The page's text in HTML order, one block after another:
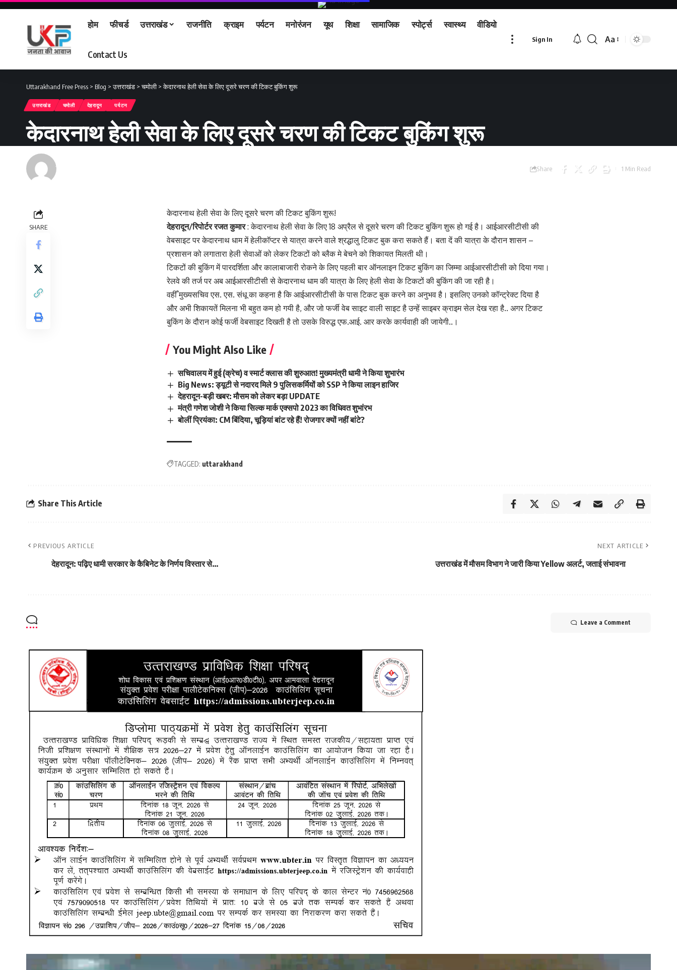
होम फीचर्ड उत्तराखंड राजनीति क्राइम पर्यटन मनोरंजन यूथ शिक्षा सामाजिक स्पोर्ट्स स्वास्थ्य वीडियो
Contact Us
Sign In
Font
Aa
Uttarakhand Free Press > Blog >उत्तराखंड >चमोली >केदारनाथ हेली सेवा के लिए दूसरे चरण की टिकट बुकिंग शुरू
उत्तराखंड चमोली देहरादून पर्यटन
केदारनाथ हेली सेवा के लिए दूसरे चरण की टिकट बुकिंग शुरू
Last updated: September 24, 2023 8:55 am
Renu Negi
Share 1 Min Read
SHARE
केदारनाथ हेली सेवा के लिए दूसरे चरण की टिकट बुकिंग शुरू!
देहरादून/रिपोर्टर रजत कुमार: केदारनाथ हेली सेवा के लिए 18 अप्रैल से दूसरे चरण की टिकट बुकिंग शुरू हो गई है। आईआरसीटीसी की
वेबसाइट पर केदारनाथ धाम में हेलीकॉप्टर से यात्रा करने वाले श्रद्धालु टिकट बुक करा सकते हैं। बता दें की यात्रा के दौरान शासन –
प्रशासन को लगातारा हेली सेवाओं को लेकर टिकटों को ब्लैक मे बेचने को शिकायत मिलती थी।
टिकटों की बुकिंग में पारदर्शिता और कालाबाजारी रोकने के लिए पहली बार ऑनलाइन टिकट बुकिंग का जिम्मा आईआरसीटीसी को दिया गया।
रेलवे की तर्ज पर अब आईआरसीटीसी से केदारनाथ धाम की यात्रा के लिए हेली सेवा के टिकटों की बुकिंग की जा रही है।
वहीँ मुख्यसचिव एस. एस. संधू का कहना है कि आईआरसीटीसी के पास टिकट बुक करने का अनुभव है। इसलिए उनको कॉन्ट्रेक्ट दिया है
और अभी शिकायतें मिलना भी बहुत कम हो गयी है, और जो फर्जी वेब साइट वाली साइट है उन्हें साइबर क्राइम सेल देख रहा है.. अगर टिकट
बुकिंग के दौरान कोई फर्जी वेबसाइट दिखती है तो उसके विरुद्ध एफ.आई. आर करके कार्यवाही की जायेगी..।
You Might Also Like
सचिवालय में हुई (क्रेच) व स्मार्ट क्लास की शुरुआत! मुख्यमंत्री धामी ने किया शुभारंभ
Big News: ड्यूटी से नदारद मिले 9 पुलिसकर्मियों को SSP ने किया लाइन हाजिर
देहरादून-बड़ी खबर: मौसम को लेकर बड़ा UPDATE
मंत्री गणेश जोशी ने किया सिल्क मार्क एक्सपो 2023 का विधिवत शुभांरभ
बोलीं प्रियंका: CM बिंदिया, चूड़ियां बांट रहे हैं! रोजगार क्यों नहीं बांटे?
TAGGED: uttarakhand
Share This Article
PREVIOUS ARTICLE
देहरादून: पढ़िए धामी सरकार के कैबिनेट के निर्णय विस्तार से…
NEXT ARTICLE
उत्तराखंड में मौसम विभाग ने जारी किया Yellow अलर्ट, जताई संभावना
Leave a Comment